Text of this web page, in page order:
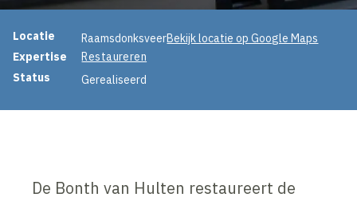
Projectinformatie
Locatie RaamsdonksveerBekijk locatie op Google Maps
Expertise
Restaureren
Status
Gerealiseerd
De Bonth van Hulten restaureert de